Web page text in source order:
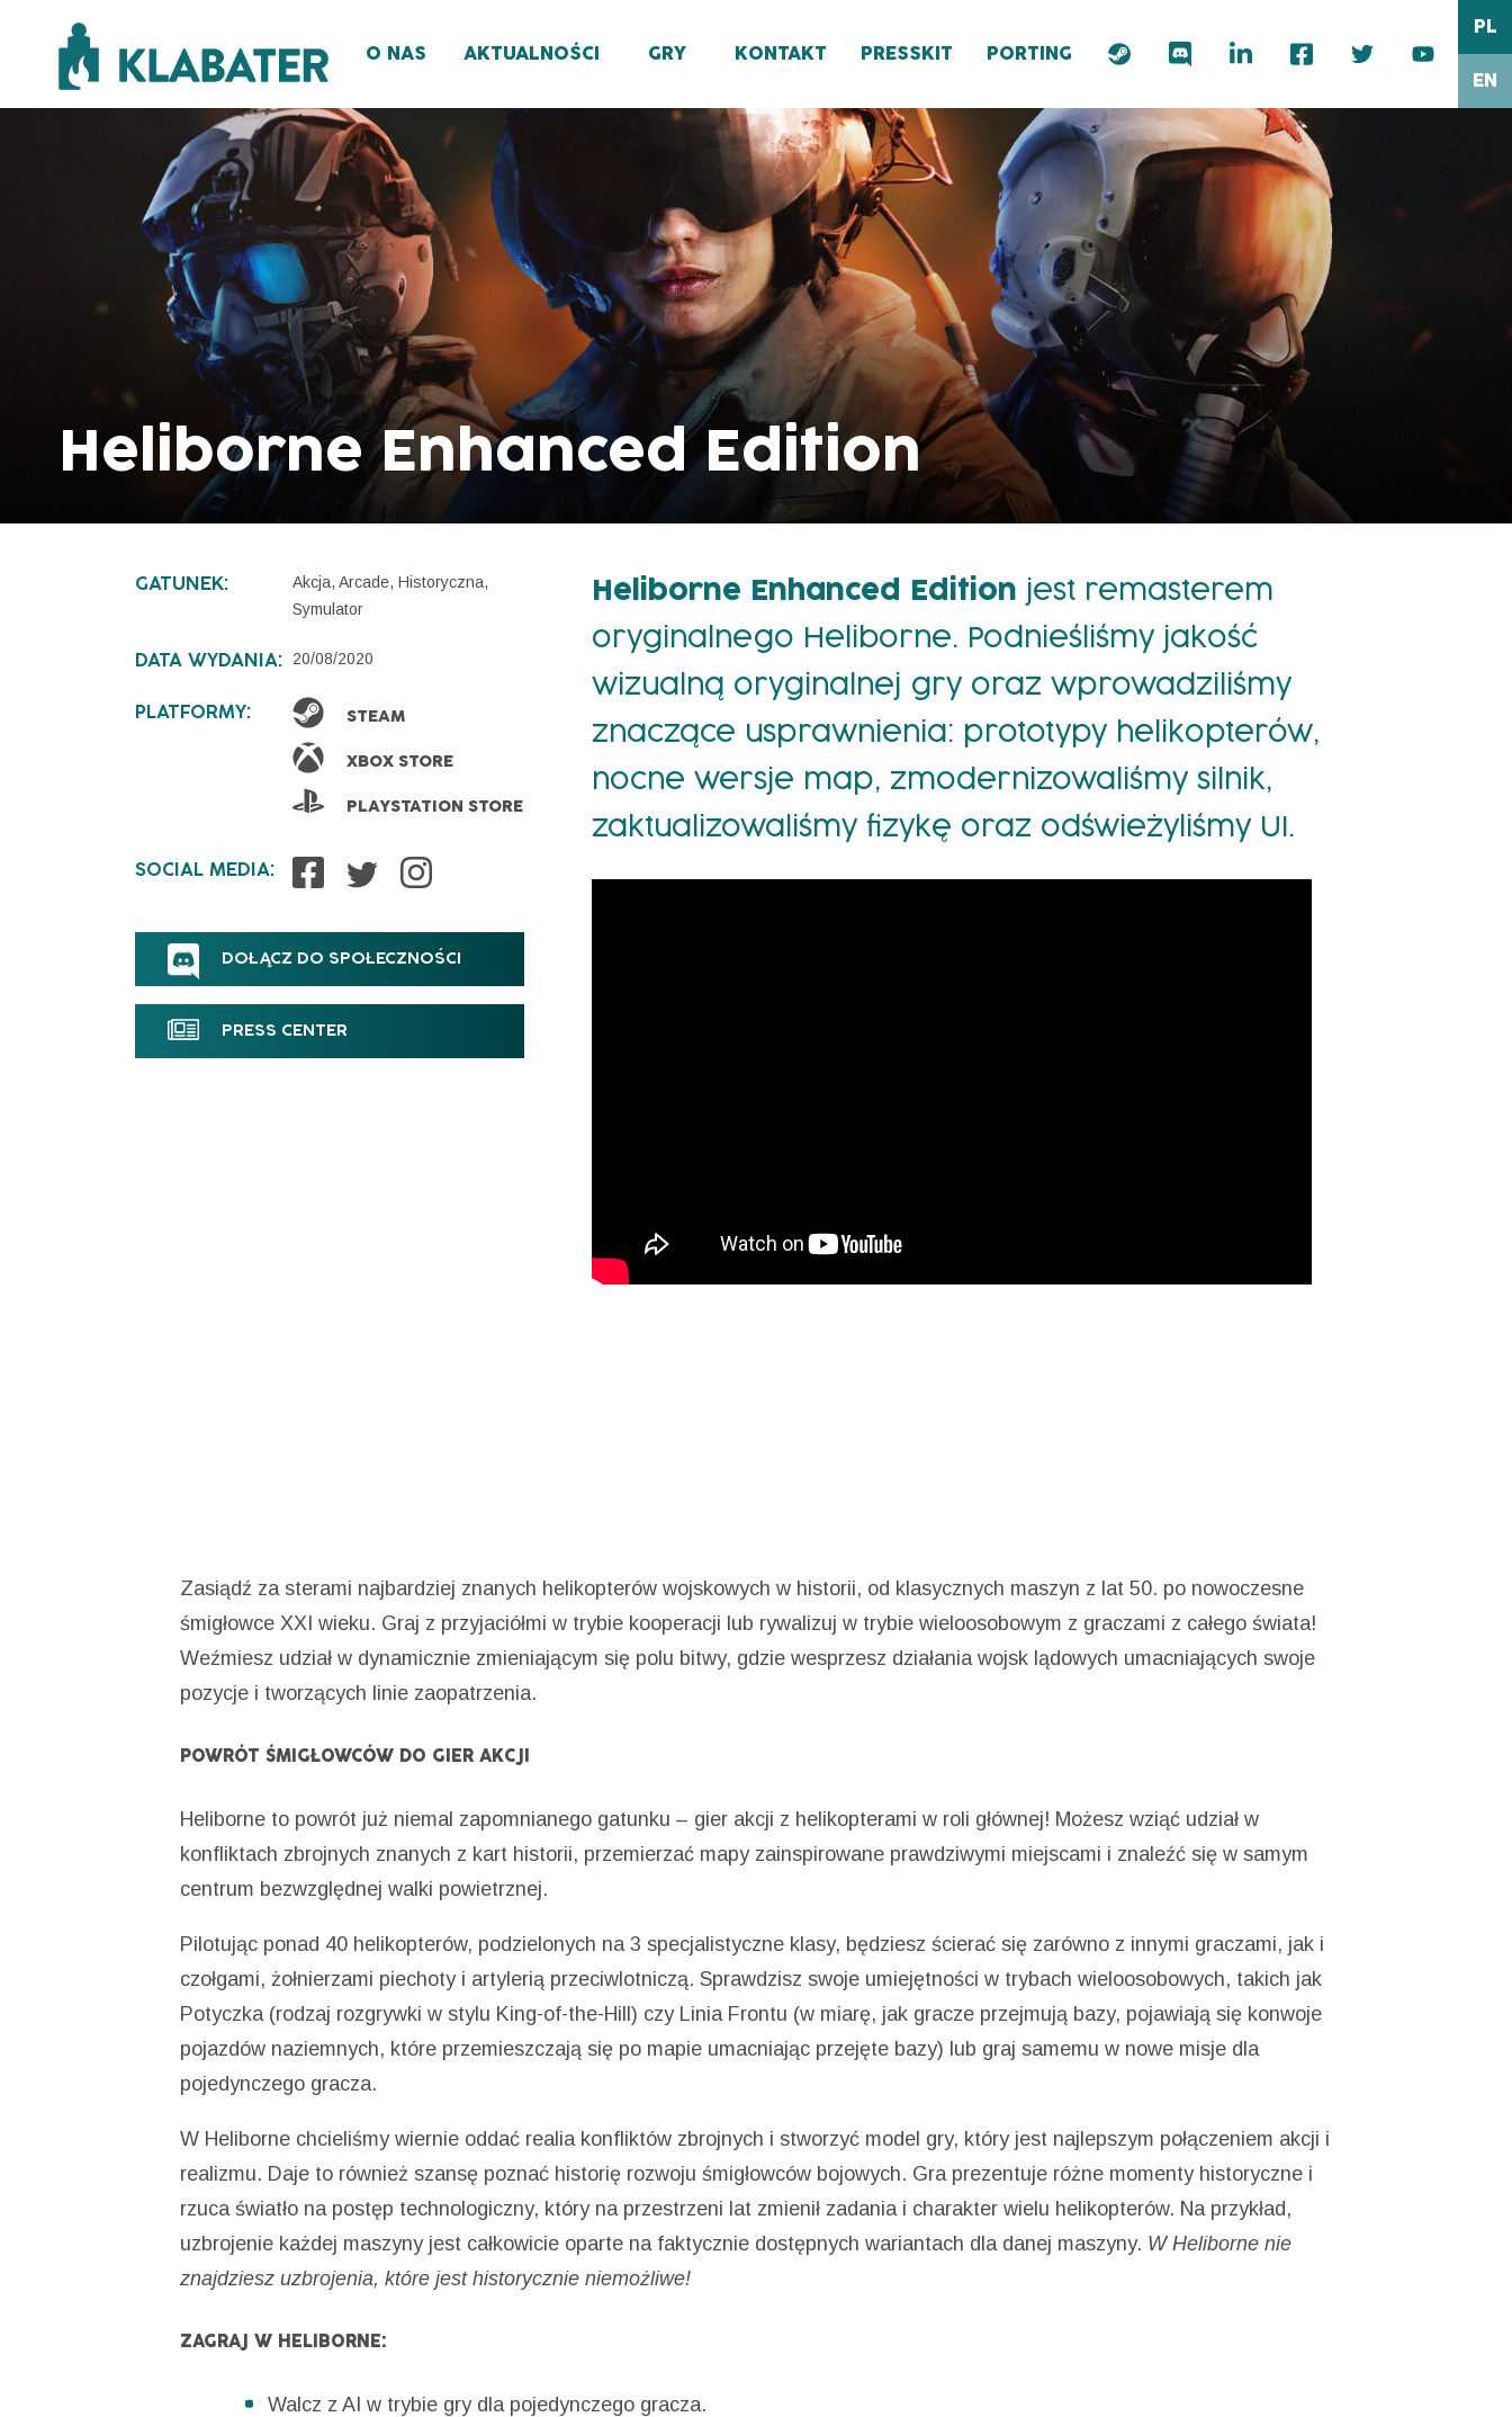
O NAS AKTUALNOŚCI GRY KONTAKT PRESSKIT PORTING
PL
EN
Heliborne Enhanced Edition
GATUNEK:
Akcja, Arcade, Historyczna,
Symulator
DATA WYDANIA: 20/08/2020
PLATFORMY: STEAM
XBOX STORE
PLAYSTATION STORE
SOCIAL MEDIA:
DOŁĄCZ DO SPOŁECZNOŚCI
PRESS CENTER
Heliborne Enhanced Edition jest remasterem
oryginalnego Heliborne. Podnieśliśmy jakość
wizualną oryginalnej gry oraz wprowadziliśmy
znaczące usprawnienia: prototypy helikopterów,
nocne wersje map, zmodernizowaliśmy silnik,
zaktualizowaliśmy fizykę oraz odświeżyliśmy UI.
Zasiądź za sterami najbardziej znanych helikopterów wojskowych w historii, od klasycznych maszyn z lat 50. po nowoczesne
śmigłowce XXI wieku. Graj z przyjaciółmi w trybie kooperacji lub rywalizuj w trybie wieloosobowym z graczami z całego świata!
Weźmiesz udział w dynamicznie zmieniającym się polu bitwy, gdzie wesprzesz działania wojsk lądowych umacniających swoje
pozycje i tworzących linie zaopatrzenia.
POWRÓT ŚMIGŁOWCÓW DO GIER AKCJI
Heliborne to powrót już niemal zapomnianego gatunku – gier akcji z helikopterami w roli głównej! Możesz wziąć udział w
konfliktach zbrojnych znanych z kart historii, przemierzać mapy zainspirowane prawdziwymi miejscami i znaleźć się w samym
centrum bezwzględnej walki powietrznej.
Pilotując ponad 40 helikopterów, podzielonych na 3 specjalistyczne klasy, będziesz ścierać się zarówno z innymi graczami, jak i
czołgami, żołnierzami piechoty i artylerią przeciwlotniczą. Sprawdzisz swoje umiejętności w trybach wieloosobowych, takich jak
Potyczka (rodzaj rozgrywki w stylu King-of-the-Hill) czy Linia Frontu (w miarę, jak gracze przejmują bazy, pojawiają się konwoje
pojazdów naziemnych, które przemieszczają się po mapie umacniając przejęte bazy) lub graj samemu w nowe misje dla
pojedynczego gracza.
W Heliborne chcieliśmy wiernie oddać realia konfliktów zbrojnych i stworzyć model gry, który jest najlepszym połączeniem akcji i
realizmu. Daje to również szansę poznać historię rozwoju śmigłowców bojowych. Gra prezentuje różne momenty historyczne i
rzuca światło na postęp technologiczny, który na przestrzeni lat zmienił zadania i charakter wielu helikopterów. Na przykład,
uzbrojenie każdej maszyny jest całkowicie oparte na faktycznie dostępnych wariantach dla danej maszyny. W Heliborne nie
znajdziesz uzbrojenia, które jest historycznie niemożliwe!
ZAGRAJ W HELIBORNE:
Walcz z AI w trybie gry dla pojedynczego gracza.